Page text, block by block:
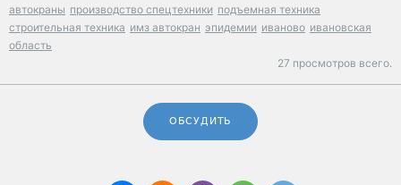
автокраны производство спецтехники подъемная техника
строительная техника имз автокран эпидемии иваново ивановская
область
27 просмотров всего.
ОБСУДИТЬ